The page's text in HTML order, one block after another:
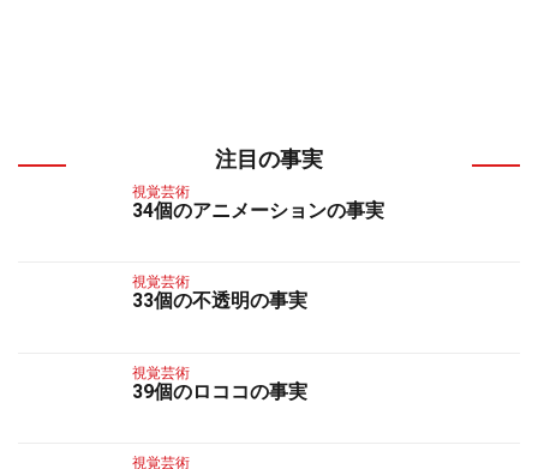
注目の事実
視覚芸術
34個のアニメーションの事実
視覚芸術
33個の不透明の事実
視覚芸術
39個のロココの事実
視覚芸術